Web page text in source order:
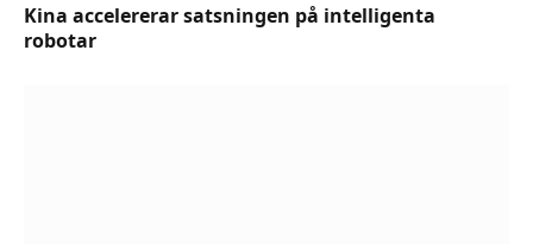
Kina accelererar satsningen på intelligenta
robotar